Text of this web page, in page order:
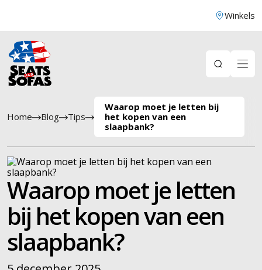
Winkels
Home Blog Tips
Waarop moet je letten bij
het kopen van een
slaapbank?
Waarop moet je letten
bij het kopen van een
slaapbank?